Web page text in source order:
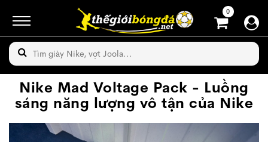
0
Nike Mad Voltage Pack - Luồng
sáng năng lượng vô tận của Nike